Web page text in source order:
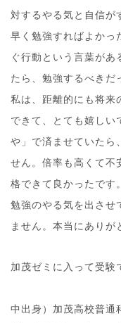
対するやる気と自信が
早く勉強すればよかっ
ぐ行動という言葉があ
たら、勉強するべきだ
私は、距離的にも将来
できて、とても嬉しい
や」で済ませていたら
せん。倍率も高くて不
格できて良かったです。
勉強のやる気を出させ
ません。本当にありが
加茂ゼミに入って受験
中島
中出身）加茂高校普通